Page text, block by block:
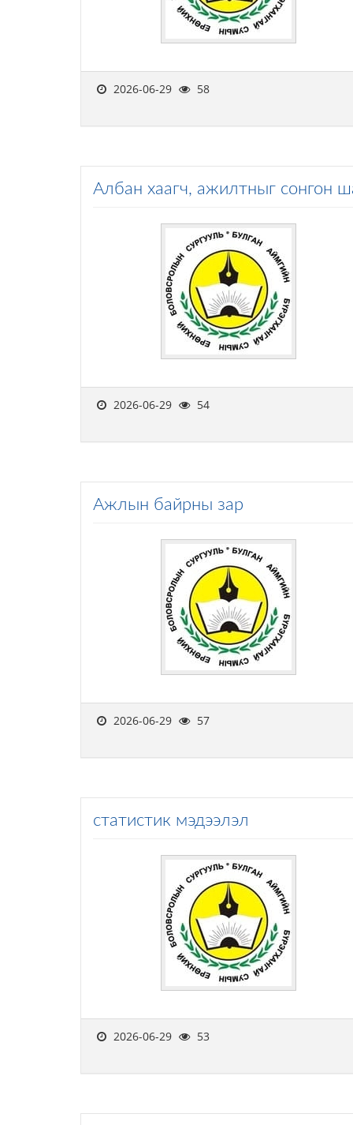
2026-06-29 58
Албан хаагч, ажилтныг сонгон
2026-06-29 54
Ажлын байрны зар
2026-06-29 57
статистик мэдээлэл
2026-06-29 53